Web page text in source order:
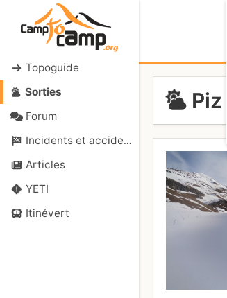
Topoguide
Sorties
Forum
Incidents et accidents
Articles
YETI
Itinévert